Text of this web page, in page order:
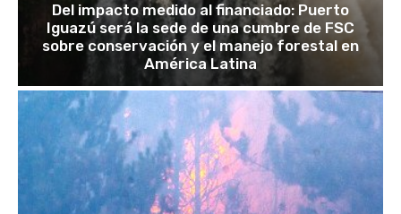
Del impacto medido al financiado: Puerto
Iguazú será la sede de una cumbre de FSC
sobre conservación y el manejo forestal en
América Latina